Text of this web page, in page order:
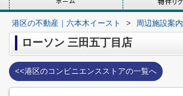
港区の不動産｜六本木イースト > 周辺施設案内
ローソン 三田五丁目店
<<港区のコンビニエンスストアの一覧へ